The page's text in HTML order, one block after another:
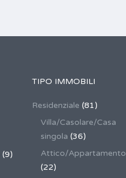
(9)
TIPO IMMOBILI
Residenziale (81)
Villa/Casolare/Casa
singola (36)
Attico/Appartamento
(22)